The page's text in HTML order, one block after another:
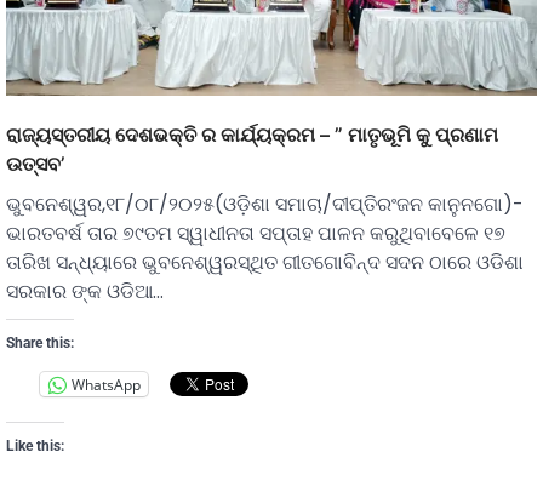
ରାଜ୍ୟସ୍ତରୀୟ ଦେଶଭକ୍ତି ର କାର୍ଯ୍ୟକ୍ରମ – ” ମାତୃଭୂମି କୁ ପ୍ରଣାମ
ଉତ୍ସବ’
ଭୁବନେଶ୍ୱର,୧୮/୦୮/୨୦୨୫(ଓଡ଼ିଶା ସମାଚା/ଦୀପ୍ତିରଂଜନ କାନୁନଗୋ)-
ଭାରତବର୍ଷ ତାର ୭୯ତମ ସ୍ୱାଧୀନତା ସପ୍ତାହ ପାଳନ କରୁଥିବାବେଳେ ୧୭
ତାରିଖ ସନ୍ଧ୍ୟାରେ ଭୁବନେଶ୍ୱରସ୍ଥିତ ଗୀତଗୋବିନ୍ଦ ସଦନ ଠାରେ ଓଡିଶା
ସରକାର ଙ୍କ ଓଡିଆ…
Share this:
WhatsApp
Like this: